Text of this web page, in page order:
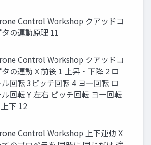
Control Workshop クアッドコ
タの運動原理 11
Control Workshop クアッドコ
タの運動 X 前後 1 上昇・下降 2 ロ
ル回転 3ピッチ回転 4 ヨー回転 ロ
ル回転 Y 左右 ピッチ回転 ヨー回転
下 12
Control Workshop 上下運動 X